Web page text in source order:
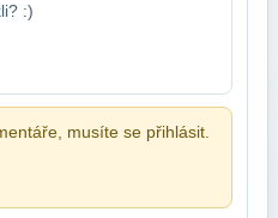
:)
musíte se přihlásit.